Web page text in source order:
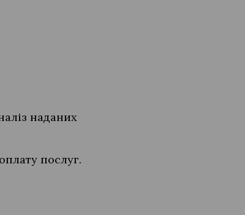
наданих
послуг.